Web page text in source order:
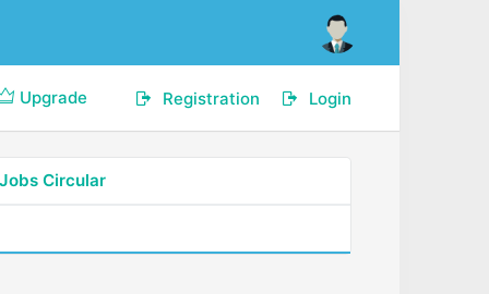
Upgrade Login
Registration
Jobs Circular